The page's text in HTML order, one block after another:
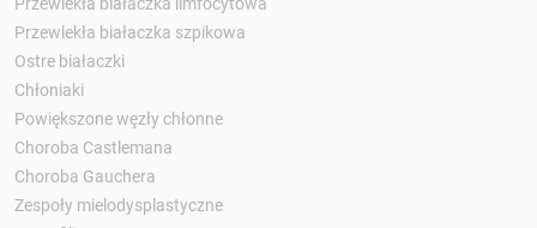
Przewlekła białaczka szpikowa
Ostre białaczki
Chłoniaki
Powiększone węzły chłonne
Choroba Castlemana
Choroba Gauchera
Zespoły mielodysplastyczne